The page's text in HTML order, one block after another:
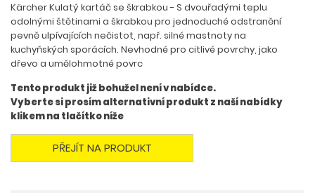
Kärcher Kulatý kartáč se škrabkou - S dvouřadými teplu
odolnými štětinami a škrabkou pro jednoduché odstranění
pevně ulpívajících nečistot, např. silné mastnoty na
kuchyňských sporácích. Nevhodné pro citlivé povrchy, jako
dřevo a umělohmotné povrc
Tento produkt již bohužel není v nabídce.
Vyberte si prosím alternativní produkt z naší nabídky
klikem na tlačítko níže
PŘEJÍT NA PRODUKT